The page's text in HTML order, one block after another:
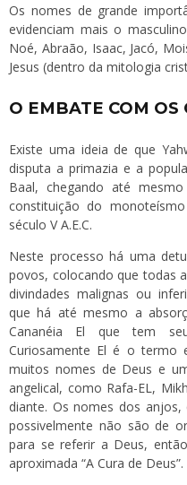
Os nomes de grande
evidenciam mais o
Noé, Abraão, Isaac, Jacó,
Jesus (dentro da mitologia
O EMBATE COM OS
Existe uma ideia de que
disputa a primazia e a
Baal, chegando até
constituição do
século V A.E.C.
Neste processo há uma
povos, colocando que todas
divindades malignas ou
que há até mesmo a
Cananéia El que tem
Curiosamente El é o termo
muitos nomes de Deus e
angelical, como Rafa-EL,
diante. Os nomes dos
possivelmente não são de
para se referir a Deus,
aproximada “A Cura de Deus”.